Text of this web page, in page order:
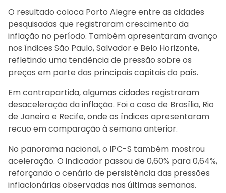
O resultado coloca Porto Alegre entre as cidades
pesquisadas que registraram crescimento da
inflação no período. Também apresentaram avanço
nos índices São Paulo, Salvador e Belo Horizonte,
refletindo uma tendência de pressão sobre os
preços em parte das principais capitais do país.
Em contrapartida, algumas cidades registraram
desaceleração da inflação. Foi o caso de Brasília, Rio
de Janeiro e Recife, onde os índices apresentaram
recuo em comparação à semana anterior.
No panorama nacional, o IPC-S também mostrou
aceleração. O indicador passou de 0,60% para 0,64%,
reforçando o cenário de persistência das pressões
inflacionárias observadas nas últimas semanas.